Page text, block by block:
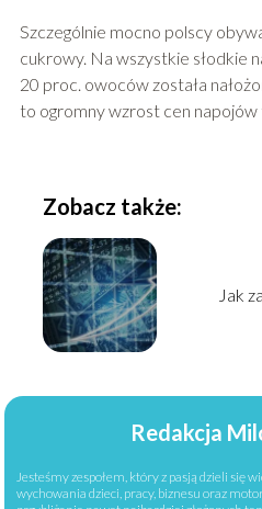
Szczególnie mocno polscy
cukrowy. Na wszystkie słodkie
20 proc. owoców została
to ogromny wzrost cen napojów
Zobacz także:
Jak
Redakcja
Jesteśmy zespołem, który z pasją dzieli się
wychowania dzieci, pracy, biznesu oraz